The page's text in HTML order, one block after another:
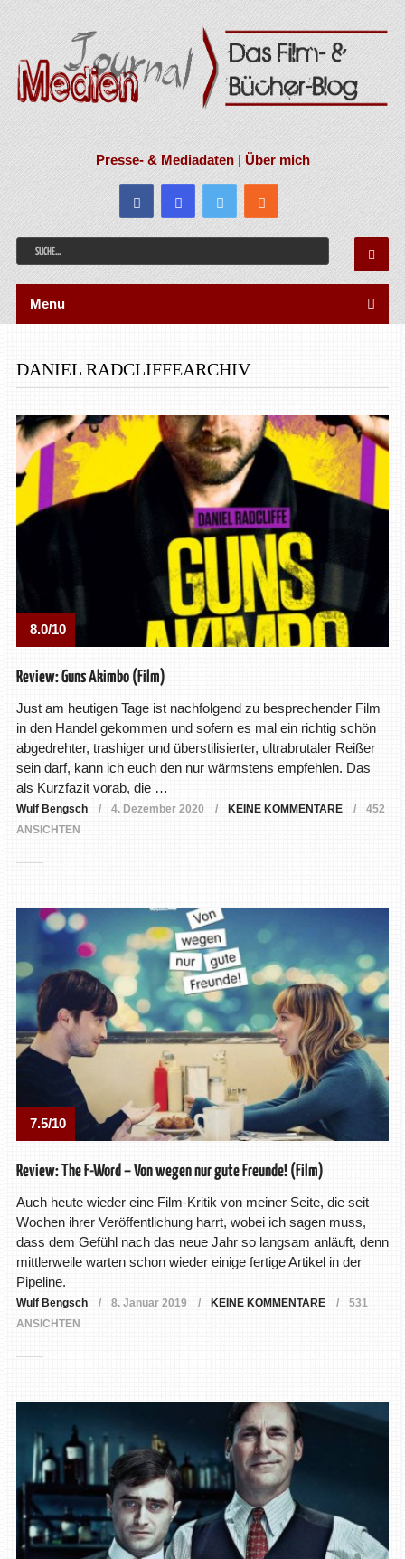
Presse- & Mediadaten|Über mich
Menu
DANIEL RADCLIFFEARCHIV
8.0/10
Review: Guns Akimbo (Film)
Just am heutigen Tage ist nachfolgend zu besprechender Film
in den Handel gekommen und sofern es mal ein richtig schön
abgedrehter, trashiger und überstilisierter, ultrabrutaler Reißer
sein darf, kann ich euch den nur wärmstens empfehlen. Das
als Kurzfazit vorab, die …
Wulf Bengsch 4. Dezember 2020 KEINE KOMMENTARE
452
ANSICHTEN
7.5/10
Review: The F-Word – Von wegen nur gute Freunde! (Film)
Auch heute wieder eine Film-Kritik von meiner Seite, die seit
Wochen ihrer Veröffentlichung harrt, wobei ich sagen muss,
dass dem Gefühl nach das neue Jahr so langsam anläuft, denn
mittlerweile warten schon wieder einige fertige Artikel in der
Pipeline.
Wulf Bengsch 8. Januar 2019 KEINE KOMMENTARE
531
ANSICHTEN